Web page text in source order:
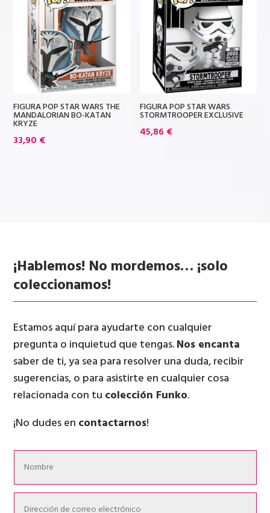
FIGURA POP STAR WARS THE
MANDALORIAN BO-KATAN
KRYZE
33,90 €
FIGURA POP STAR WARS
STORMTROOPER EXCLUSIVE
45,86 €
¡Hablemos! No mordemos… ¡solo
coleccionamos!
Estamos aquí para ayudarte con cualquier
pregunta o inquietud que tengas.Nos encanta
saber de ti, ya sea para resolver una duda, recibir
sugerencias, o para asistirte en cualquier cosa
relacionada con tu colección Funko.
¡No dudes en contactarnos!